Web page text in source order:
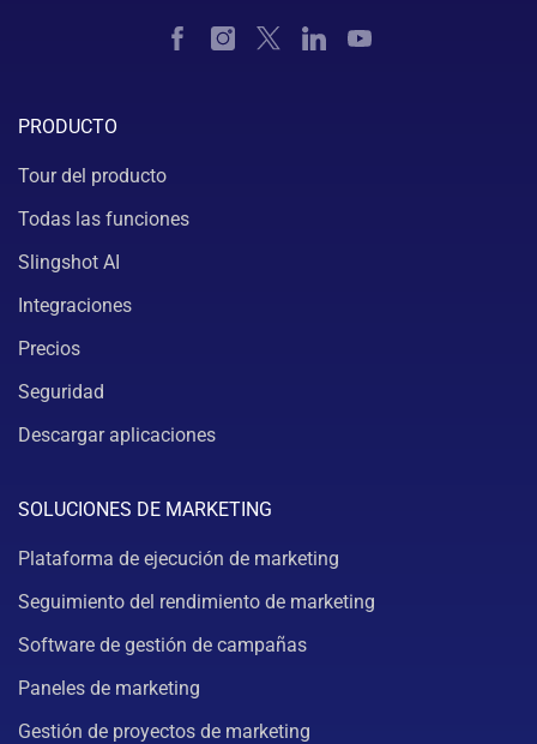
PRODUCTO
Tour del producto
Todas las funciones
Slingshot AI
Integraciones
Precios
Seguridad
Descargar aplicaciones
SOLUCIONES DE MARKETING
Plataforma de ejecución de marketing
Seguimiento del rendimiento de marketing
Software de gestión de campañas
Paneles de marketing
Gestión de proyectos de marketing